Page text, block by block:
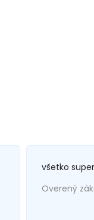
všetko super
Overený